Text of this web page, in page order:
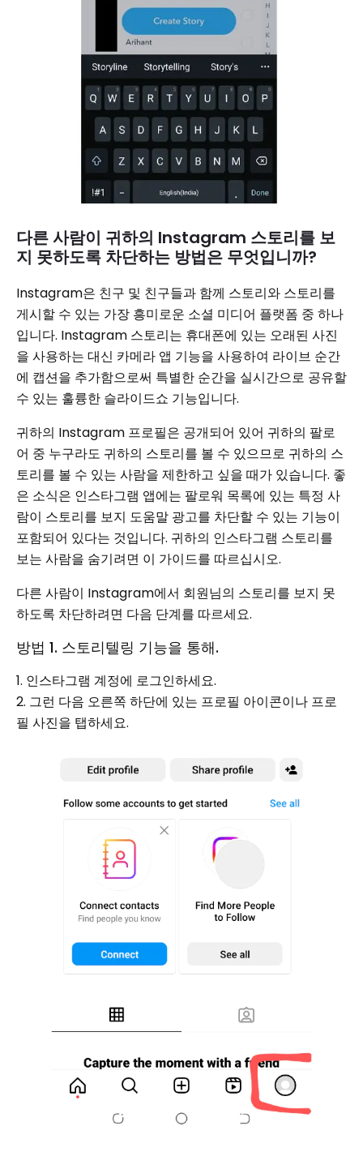
다른 사람이 귀하의 Instagram 스토리를 보
지 못하도록 차단하는 방법은 무엇입니까?
Instagram은 친구 및 친구들과 함께 스토리와 스토리를
게시할 수 있는 가장 흥미로운 소셜 미디어 플랫폼 중 하나
입니다. Instagram 스토리는 휴대폰에 있는 오래된 사진
을 사용하는 대신 카메라 앱 기능을 사용하여 라이브 순간
에 캡션을 추가함으로써 특별한 순간을 실시간으로 공유할
수 있는 훌륭한 슬라이드쇼 기능입니다.
귀하의 Instagram 프로필은 공개되어 있어 귀하의 팔로
어 중 누구라도 귀하의 스토리를 볼 수 있으므로 귀하의 스
토리를 볼 수 있는 사람을 제한하고 싶을 때가 있습니다. 좋
은 소식은 인스타그램 앱에는 팔로워 목록에 있는 특정 사
람이 스토리를 보지 도움말 광고를 차단할 수 있는 기능이
포함되어 있다는 것입니다. 귀하의 인스타그램 스토리를
보는 사람을 숨기려면 이 가이드를 따르십시오.
다른 사람이 Instagram에서 회원님의 스토리를 보지 못
하도록 차단하려면 다음 단계를 따르세요.
방법 1. 스토리텔링 기능을 통해.
1. 인스타그램 계정에 로그인하세요.
2. 그런 다음 오른쪽 하단에 있는 프로필 아이콘이나 프로
필 사진을 탭하세요.